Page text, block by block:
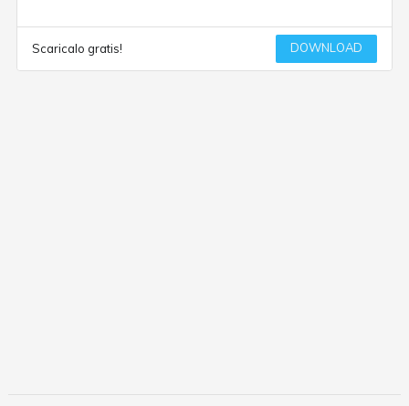
Scaricalo gratis! DOWNLOAD